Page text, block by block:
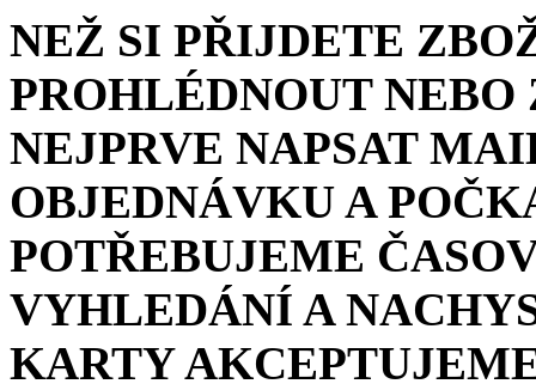
NEŽ SI PŘIJDETE
PROHLÉDNOUT
NEJPRVE NAPSAT
OBJEDNÁVKU A
POTŘEBUJEME
VYHLEDÁNÍ A
KARTY